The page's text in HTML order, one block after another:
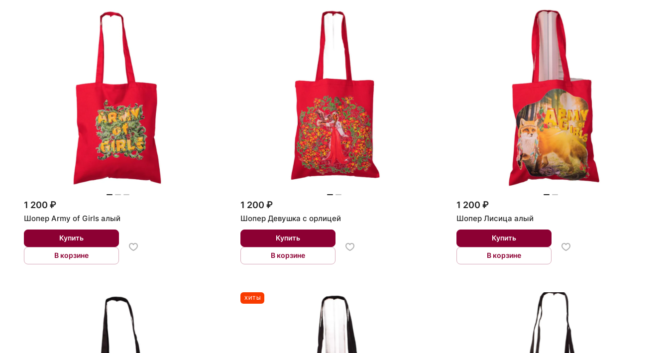
1 200 ₽
Шопер Army of Girls алый
Купить
В корзине
1 200 ₽
Шопер Девушка с орлицей
Купить
В корзине
1 200 ₽
Шопер Лисица алый
Купить
В корзине
ХИТЫ